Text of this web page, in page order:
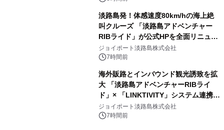
淡路島発！体感速度80km/hの海上絶
叫クルーズ 「淡路島アドベンチャー
RIBライド」が公式HPを全面リニュー
アル！ ～スマホで即予約完了の「スマ
ート設計」へ刷新～
ジョイポート淡路島株式会社
7時間前
海外販路とインバウンド観光誘致を拡
大 「淡路島アドベンチャーRIBライ
ド」× 「LINKTIVITY」システム連携を
開始！
ジョイポート淡路島株式会社
7時間前